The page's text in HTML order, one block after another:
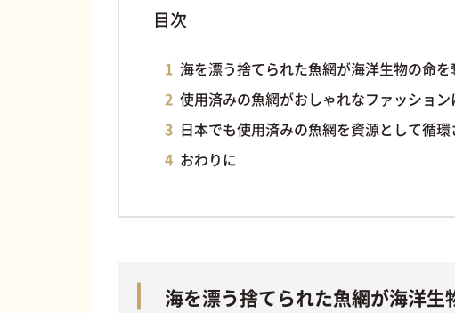
目次
海を漂う捨てられた魚網が海洋生物の命を
使用済みの魚網がおしゃれなファッショ
日本でも使用済みの魚網を資源として循
おわりに
海を漂う捨てられた魚網が海洋生